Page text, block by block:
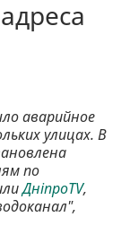
аварийное
улицах. В
по
ДніпроTV,